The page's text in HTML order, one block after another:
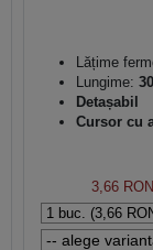
Lățime
Lungime:
Detașabil
Cursor cu
3,66 RON